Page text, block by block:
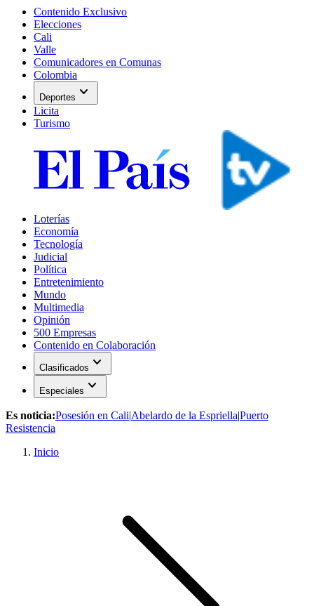
Contenido Exclusivo
Elecciones
Cali
Valle
Comunicadores en Comunas
Colombia
Deportes expand_more
Licita
Turismo
Loterías
Economía
Tecnología
Judicial
Política
Entretenimiento
Mundo
Multimedia
Opinión
500 Empresas
Contenido en Colaboración
Clasificados expand_more
Especiales expand_more
Es noticia:Posesión en Cali|Abelardo de la Espriella|Puerto
Resistencia
Inicio